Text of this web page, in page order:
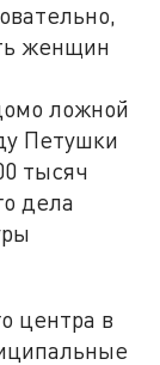
женщин
ложной
Петушки
тысяч
дела
центра в